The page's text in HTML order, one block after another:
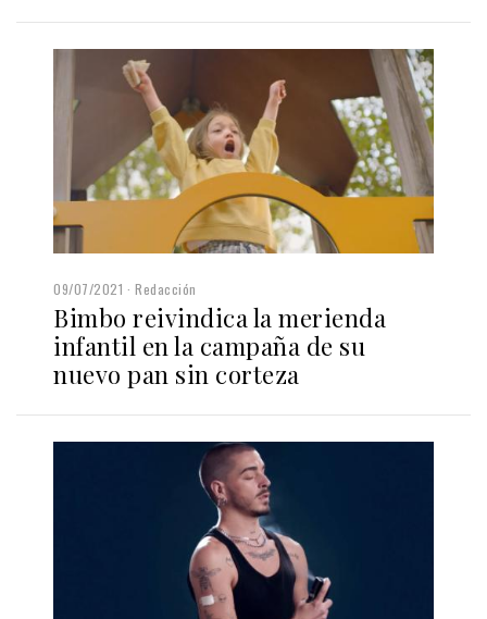
09/07/2021 Redacción
Bimbo reivindica la merienda
infantil en la campaña de su
nuevo pan sin corteza